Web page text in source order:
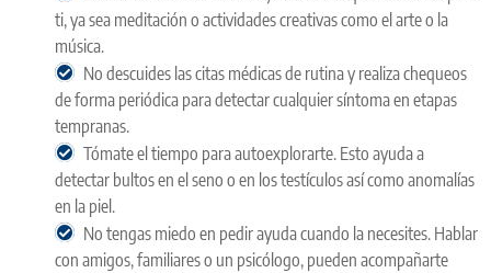
ti, ya sea meditación o actividades creativas como el arte o la
música.
No descuides las citas médicas de rutina y realiza chequeos
de forma periódica para detectar cualquier síntoma en etapas
tempranas.
Tómate el tiempo para autoexplorarte. Esto ayuda a
detectar bultos en el seno o en los testículos así como anomalías
en la piel.
No tengas miedo en pedir ayuda cuando la necesites. Hablar
con amigos, familiares o un psicólogo, pueden acompañarte